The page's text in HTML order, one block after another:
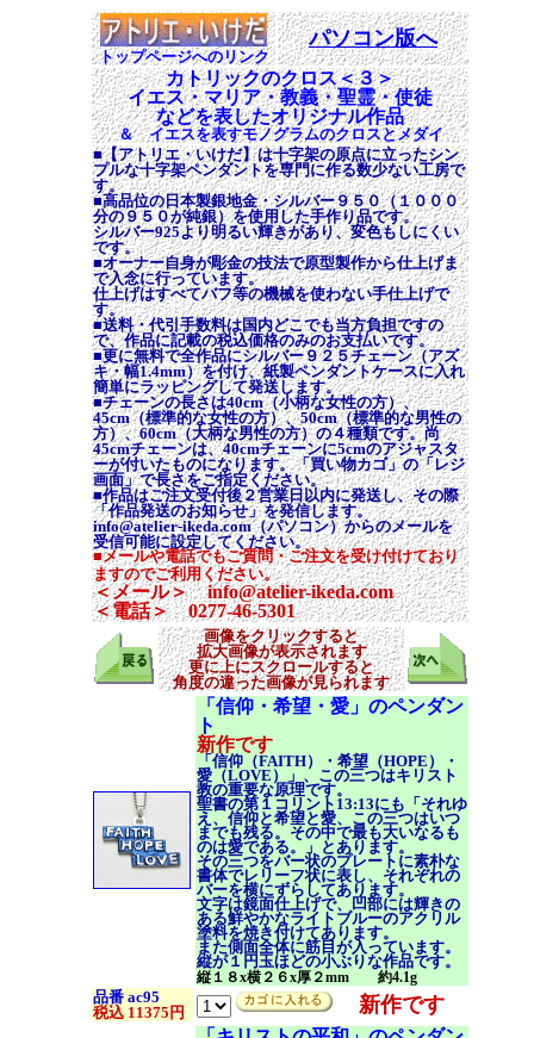
トップページへのリンク
パソコン版へ
カトリックのクロス＜３＞
イエス・マリア・教義・聖霊・使徒
などを表したオリジナル作品
＆ イエスを表すモノグラムのクロスとメダイ
■【アトリエ・いけだ】は十字架の原点に立ったシン
プルな十字架ペンダントを専門に作る数少ない工房で
す。
■高品位の日本製銀地金・シルバー９５０（１０００
分の９５０が純銀）を使用した手作り品です。
シルバー925より明るい輝きがあり、変色もしにくい
です。
■オーナー自身が彫金の技法で原型製作から仕上げま
で入念に行っています。
仕上げはすべてバフ等の機械を使わない手仕上げで
す。
■送料・代引手数料は国内どこでも当方負担ですの
で、作品に記載の税込価格のみのお支払いです。
■更に無料で全作品にシルバー９２５チェーン（アズ
キ・幅1.4mm）を付け、紙製ペンダントケースに入れ
簡単にラッピングして発送します。
■チェーンの長さは40cm（小柄な女性の方）、
45cm（標準的な女性の方）、50cm（標準的な男性の
方）、60cm（大柄な男性の方）の４種類です。尚
45cmチェーンは、40cmチェーンに5cmのアジャスタ
ーが付いたものになります。「買い物カゴ」の「レジ
画面」で長さをご指定ください。
■作品はご注文受付後２営業日以内に発送し、その際
「作品発送のお知らせ」を発信します。
info@atelier-ikeda.com（パソコン）からのメールを
受信可能に設定してください。
■メールや電話でもご質問・ご注文を受け付けており
ますのでご利用ください。
＜メール＞ info@atelier-ikeda.com
＜電話＞ 0277-46-5301
画像をクリックすると
拡大画像が表示されます
更に上にスクロールすると
角度の違った画像が見られます
「信仰・希望・愛」のペンダン
ト
新作です
「信仰（FAITH）・希望（HOPE）・
愛（LOVE）」、この三つはキリスト
教の重要な原理です。
聖書の第１コリント13:13にも「それゆ
え、信仰と希望と愛、この三つはいつ
までも残る。その中で最も大いなるも
のは愛である。」とあります。
その三つをバー状のプレートに素朴な
書体でレリーフ状に表し、それぞれの
バーを横にずらしてあります。
文字は鏡面仕上げで、凹部には輝きの
ある鮮やかなライトブルーのアクリル
塗料を焼き付けてあります。
また側面全体に筋目が入っています。
縦が１円玉ほどの小ぶりな作品です。
縦１８x横２６x厚２mm 約4.1g
品番 ac95
税込 11375円
新作です